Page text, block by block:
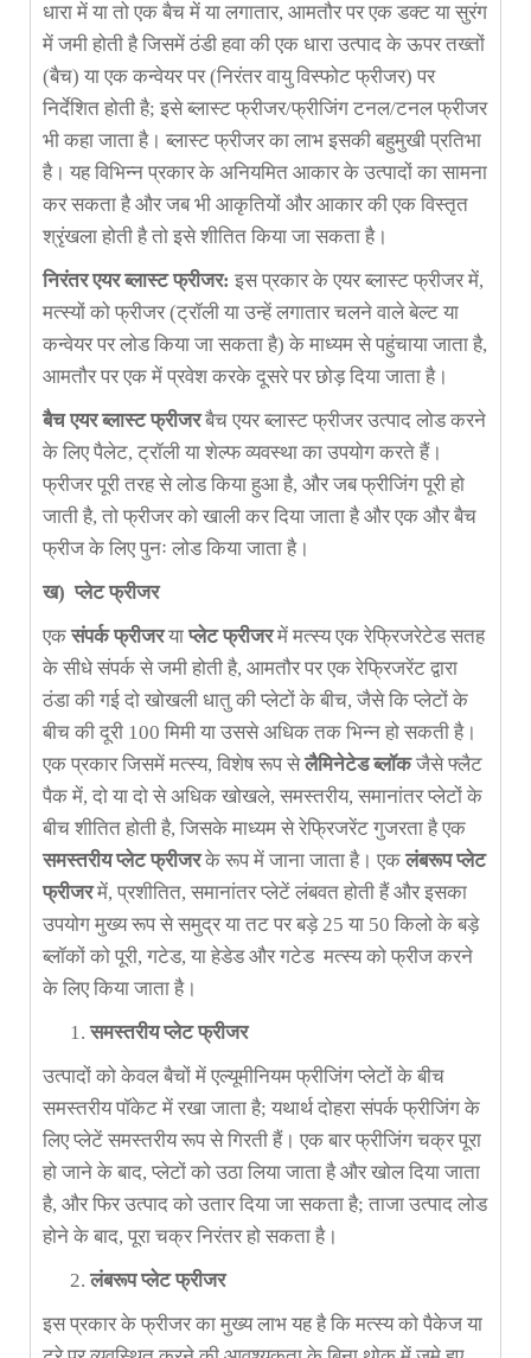
धारा में या तो एक बैच में या लगातार, आमतौर पर एक डक्ट या सुरंग
में जमी होती है जिसमें ठंडी हवा की एक धारा उत्पाद के ऊपर तख्तों
(बैच) या एक कन्वेयर पर (निरंतर वायु विस्फोट फ्रीजर) पर
निर्देशित होती है; इसे ब्लास्ट फ्रीजर/फ्रीजिंग टनल/टनल फ्रीजर
भी कहा जाता है। ब्लास्ट फ्रीजर का लाभ इसकी बहुमुखी प्रतिभा
है। यह विभिन्न प्रकार के अनियमित आकार के उत्पादों का सामना
कर सकता है और जब भी आकृतियों और आकार की एक विस्तृत
श्रृंखला होती है तो इसे शीतित किया जा सकता है।
निरंतरएयर ब्लास्ट फ्रीजर: इस प्रकार के एयर ब्लास्ट फ्रीजर में,
मत्स्यों को फ्रीजर (ट्रॉली या उन्हें लगातार चलने वाले बेल्ट या
कन्वेयर पर लोड किया जा सकता है) के माध्यम से पहुंचाया जाता है,
आमतौर पर एक में प्रवेश करके दूसरे पर छोड़ दिया जाता है।
बैच एयर ब्लास्ट फ्रीजरबैच एयर ब्लास्ट फ्रीजर उत्पाद लोड करने
के लिए पैलेट, ट्रॉली या शेल्फ व्यवस्था का उपयोग करते हैं।
फ्रीजर पूरी तरह से लोड किया हुआ है, और जब फ्रीजिंग पूरी हो
जाती है, तो फ्रीजर को खाली कर दिया जाता है और एक और बैच
फ्रीज के लिए पुनः लोड किया जाता है।
ख) प्लेट फ्रीजर
एकसंपर्क फ्रीजरयाप्लेट फ्रीजरमें मत्स्य एक रेफ्रिजरेटेड सतह
के सीधे संपर्क से जमी होती है, आमतौर पर एक रेफ्रिजरेंट द्वारा
ठंडा की गई दो खोखली धातु की प्लेटों के बीच, जैसे कि प्लेटों के
बीच की दूरी 100 मिमी या उससे अधिक तक भिन्न हो सकती है।
एक प्रकार जिसमें मत्स्य, विशेष रूप सेलैमिनेटेड ब्लॉकजैसे फ्लैट
पैक में, दो या दो से अधिक खोखले, समस्तरीय, समानांतर प्लेटों के
बीच शीतित होती है, जिसके माध्यम से रेफ्रिजरेंट गुजरता है एक
समस्तरीयप्लेट फ्रीजरके रूप में जाना जाता है। एकलंबरूपप्लेट
फ्रीजरमें, प्रशीतित, समानांतर प्लेटें लंबवत होती हैं और इसका
उपयोग मुख्य रूप से समुद्र या तट पर बड़े 25 या 50 किलो के बड़े
ब्लॉकों को पूरी, गटेड, या हेडेड और गटेड मत्स्य को फ्रीज करने
के लिए किया जाता है।
समस्तरीयप्लेट फ्रीजर
उत्पादों को केवल बैचों में एल्यूमीनियम फ्रीजिंग प्लेटों के बीच
समस्तरीय पॉकेट में रखा जाता है; यथार्थ दोहरा संपर्क फ्रीजिंग के
लिए प्लेटें समस्तरीय रूप से गिरती हैं। एक बार फ्रीजिंग चक्र पूरा
हो जाने के बाद, प्लेटों को उठा लिया जाता है और खोल दिया जाता
है, और फिर उत्पाद को उतार दिया जा सकता है; ताजा उत्पाद लोड
होने के बाद, पूरा चक्र निरंतर हो सकता है।
लंबरूपप्लेट फ्रीजर
इस प्रकार के फ्रीजर का मुख्य लाभ यह है कि मत्स्य को पैकेज या